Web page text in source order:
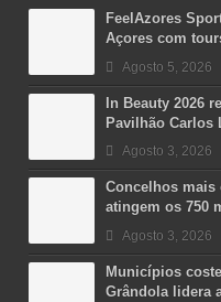
FeelAzores
Açores com
Agosto 5, 2026
In Beauty 2026
Pavilhão Carlos
Agosto 3, 2026
Concelhos mais
atingem os 750
Agosto 3, 2026
Municípios
Grândola lidera